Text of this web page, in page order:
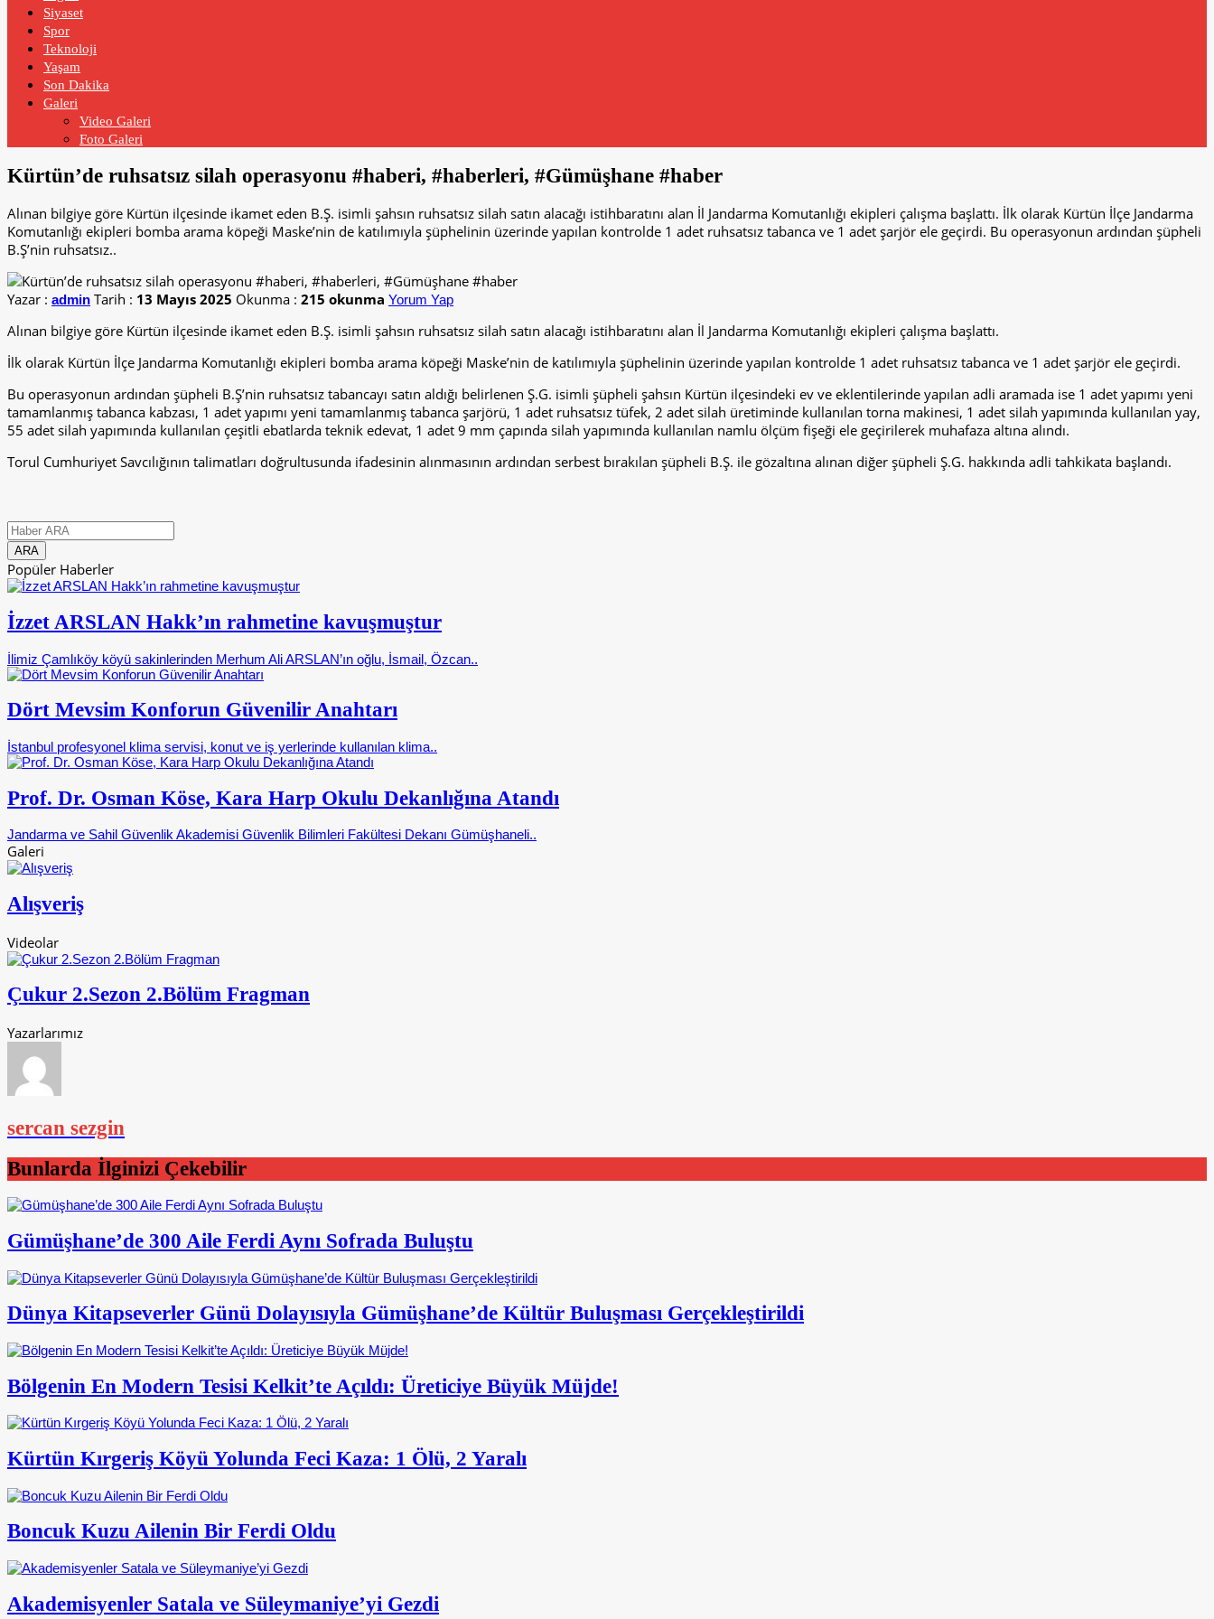
Siyaset
Spor
Teknoloji
Yaşam
Son Dakika
Galeri
Video Galeri
Foto Galeri
Kürtün’de ruhsatsız silah operasyonu #haberi, #haberleri, #Gümüşhane #haber
Alınan bilgiye göre Kürtün ilçesinde ikamet eden B.Ş. isimli şahsın ruhsatsız silah satın alacağı istihbaratını alan İl Jandarma Komutanlığı ekipleri çalışma başlattı. İlk olarak Kürtün İlçe Jandarma
Komutanlığı ekipleri bomba arama köpeği Maske’nin de katılımıyla şüphelinin üzerinde yapılan kontrolde 1 adet ruhsatsız tabanca ve 1 adet şarjör ele geçirdi. Bu operasyonun ardından şüpheli
B.Ş’nin ruhsatsız..
Yazar : admin Tarih : 13 Mayıs 2025 Okunma : 215 okunma Yorum Yap
Alınan bilgiye göre Kürtün ilçesinde ikamet eden B.Ş. isimli şahsın ruhsatsız silah satın alacağı istihbaratını alan İl Jandarma Komutanlığı ekipleri çalışma başlattı.
İlk olarak Kürtün İlçe Jandarma Komutanlığı ekipleri bomba arama köpeği Maske’nin de katılımıyla şüphelinin üzerinde yapılan kontrolde 1 adet ruhsatsız tabanca ve 1 adet şarjör ele geçirdi.
Bu operasyonun ardından şüpheli B.Ş’nin ruhsatsız tabancayı satın aldığı belirlenen Ş.G. isimli şüpheli şahsın Kürtün ilçesindeki ev ve eklentilerinde yapılan adli aramada ise 1 adet yapımı yeni
tamamlanmış tabanca kabzası, 1 adet yapımı yeni tamamlanmış tabanca şarjörü, 1 adet ruhsatsız tüfek, 2 adet silah üretiminde kullanılan torna makinesi, 1 adet silah yapımında kullanılan yay,
55 adet silah yapımında kullanılan çeşitli ebatlarda teknik edevat, 1 adet 9 mm çapında silah yapımında kullanılan namlu ölçüm fişeği ele geçirilerek muhafaza altına alındı.
Torul Cumhuriyet Savcılığının talimatları doğrultusunda ifadesinin alınmasının ardından serbest bırakılan şüpheli B.Ş. ile gözaltına alınan diğer şüpheli Ş.G. hakkında adli tahkikata başlandı.
Popüler Haberler
İzzet ARSLAN Hakk’ın rahmetine kavuşmuştur
İlimiz Çamlıköy köyü sakinlerinden Merhum Ali ARSLAN’ın oğlu, İsmail, Özcan..
Dört Mevsim Konforun Güvenilir Anahtarı
İstanbul profesyonel klima servisi, konut ve iş yerlerinde kullanılan klima..
Prof. Dr. Osman Köse, Kara Harp Okulu Dekanlığına Atandı
Jandarma ve Sahil Güvenlik Akademisi Güvenlik Bilimleri Fakültesi Dekanı Gümüşhaneli..
Galeri
Alışveriş
Videolar
Çukur 2.Sezon 2.Bölüm Fragman
Yazarlarımız
sercan sezgin
Bunlarda İlginizi Çekebilir
Gümüşhane’de 300 Aile Ferdi Aynı Sofrada Buluştu
Dünya Kitapseverler Günü Dolayısıyla Gümüşhane’de Kültür Buluşması Gerçekleştirildi
Bölgenin En Modern Tesisi Kelkit’te Açıldı: Üreticiye Büyük Müjde!
Kürtün Kırgeriş Köyü Yolunda Feci Kaza: 1 Ölü, 2 Yaralı
Boncuk Kuzu Ailenin Bir Ferdi Oldu
Akademisyenler Satala ve Süleymaniye’yi Gezdi